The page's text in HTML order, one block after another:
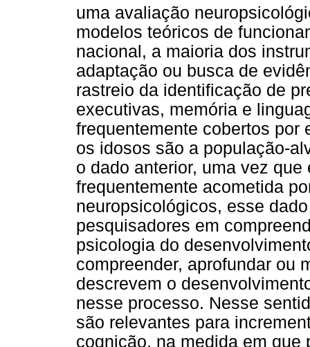
uma avaliação
modelos teóricos de
nacional, a maioria dos
adaptação ou busca de
rastreio da identificação de
executivas, memória e
frequentemente cobertos por
os idosos são a população-
o dado anterior, uma vez
frequentemente acometida
neuropsicológicos, esse
pesquisadores em
psicologia do
compreender, aprofundar ou
descrevem o
nesse processo. Nesse
são relevantes para
cognição, na medida em que